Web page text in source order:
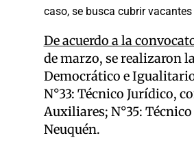
caso, se busca cubrir
De acuerdo a la
de marzo, se realizaron
Democrático e
N°33: Técnico Jurídico,
Auxiliares; N°35:
Neuquén.